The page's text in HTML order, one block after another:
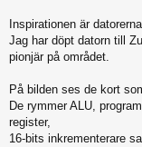
Inspirationen är
Jag har döpt datorn till
pionjär på området.
På bilden ses de kort
De rymmer ALU,
register,
16-bits inkrementerare